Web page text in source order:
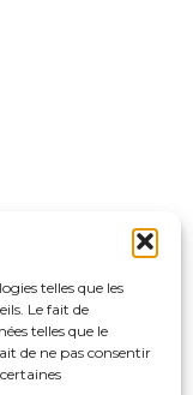
telles que les
Le fait de
telles que le
de ne pas consentir